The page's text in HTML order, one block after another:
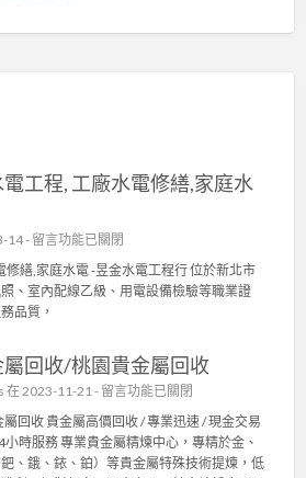
工程, 工廠水電修繕,家庭水
14 - 在
〈
新
北
市
電
工
,
工
廠
留言功能已關閉
修繕,家庭水電 -昱金水電工程行 位於新北市
、室內配線乙級、用電設備檢驗等職業證
品質，
回收/桃園貴金屬回收
在 2023-11-21 - 在
〈
新
竹
貴
留言功能已關閉
回收 貴金屬高價回收 / 專業迅速 / 現金交易
時服務 專業貴金屬精煉中心，專精於金、
、鋨、銥、鉑）等貴金屬特殊技術提煉，低